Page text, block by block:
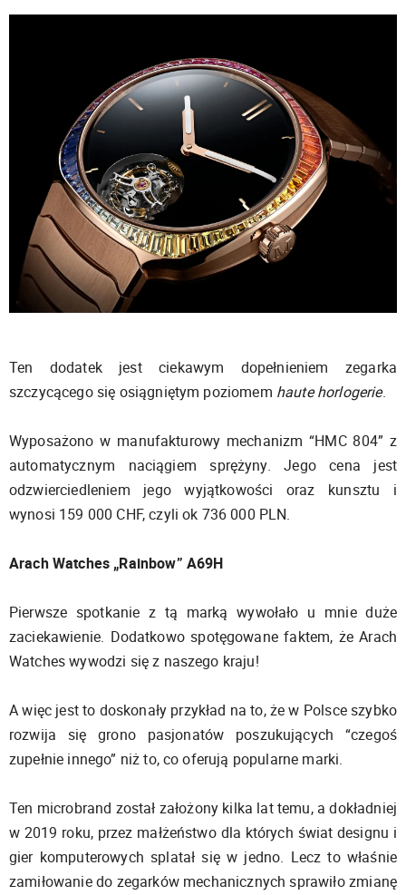
Ten dodatek jest ciekawym dopełnieniem zegarka
szczycącego się osiągniętym poziomem haute horlogerie.
Wyposażono w manufakturowy mechanizm “HMC 804” z
automatycznym naciągiem sprężyny. Jego cena jest
odzwierciedleniem jego wyjątkowości oraz kunsztu i
wynosi 159 000 CHF, czyli ok 736 000 PLN.
Arach Watches „Rainbow” A69H
Pierwsze spotkanie z tą marką wywołało u mnie duże
zaciekawienie. Dodatkowo spotęgowane faktem, że Arach
Watches wywodzi się z naszego kraju!
A więc jest to doskonały przykład na to, że w Polsce szybko
rozwija się grono pasjonatów poszukujących “czegoś
zupełnie innego” niż to, co oferują popularne marki.
Ten microbrand został założony kilka lat temu, a dokładniej
w 2019 roku, przez małżeństwo dla których świat designu i
gier komputerowych splatał się w jedno. Lecz to właśnie
zamiłowanie do zegarków mechanicznych sprawiło zmianę